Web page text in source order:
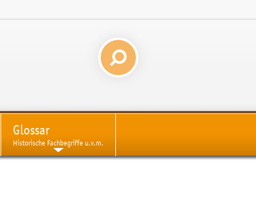
Glossar
Historische Fachbegriffe u.v.m.